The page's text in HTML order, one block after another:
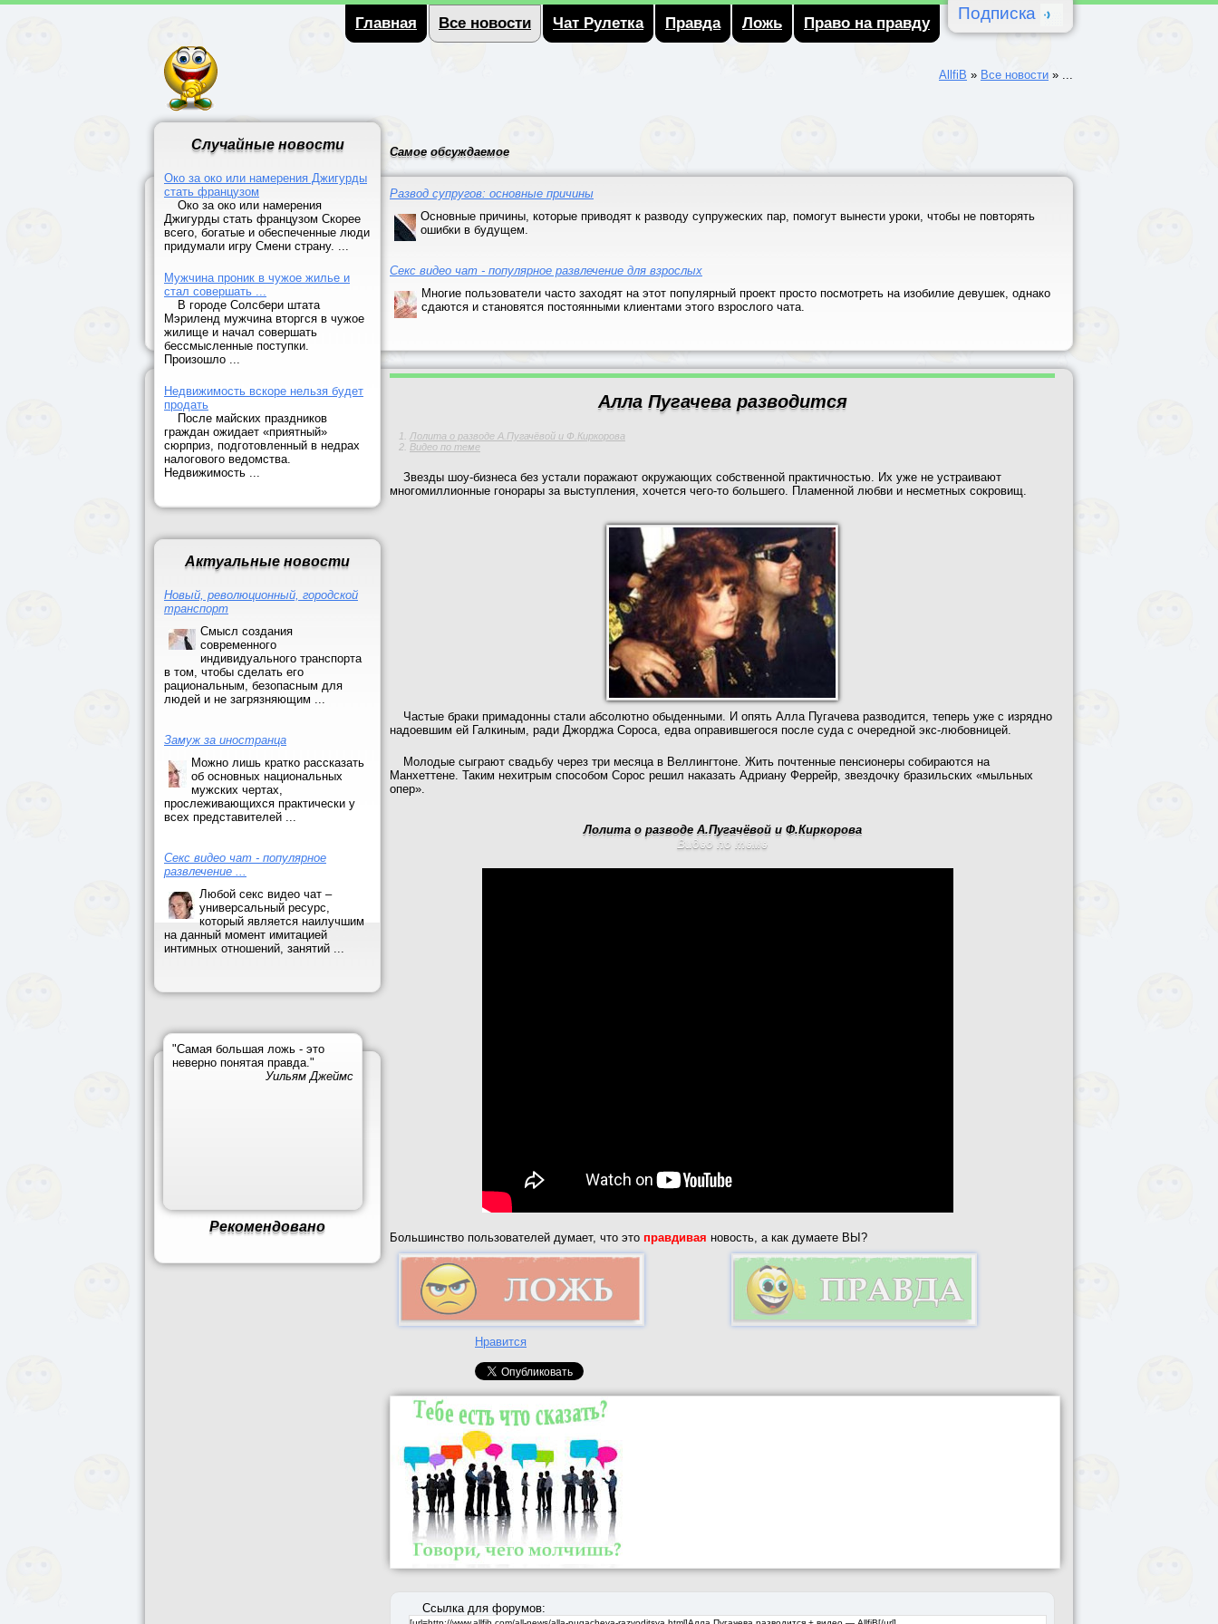
Подписка
Главная Все новости Чат Рулетка Правда Ложь Право на правду
AllfiB » Все новости » ...
Случайные новости
Око за око или намерения Джигурды
стать французом
Око за око или намерения
Джигурды стать французом Скорее
всего, богатые и обеспеченные люди
придумали игру Смени страну. ...
Мужчина проник в чужое жилье и
стал совершать ...
В городе Солсбери штата
Мэриленд мужчина вторгся в чужое
жилище и начал совершать
бессмысленные поступки.
Произошло ...
Недвижимость вскоре нельзя будет
продать
После майских праздников
граждан ожидает «приятный»
сюрприз, подготовленный в недрах
налогового ведомства.
Недвижимость ...
Актуальные новости
Новый, революционный, городской
транспорт
Смысл создания
современного
индивидуального транспорта
в том, чтобы сделать его
рациональным, безопасным для
людей и не загрязняющим ...
Замуж за иностранца
Можно лишь кратко рассказать
об основных национальных
мужских чертах,
прослеживающихся практически у
всех представителей ...
Секс видео чат - популярное
развлечение ...
Любой секс видео чат –
универсальный ресурс,
который является наилучшим
на данный момент имитацией
интимных отношений, занятий ...
"Самая большая ложь - это
неверно понятая правда."
Уильям Джеймс
Рекомендовано
Самое обсуждаемое
Развод супругов: основные причины
Основные причины, которые приводят к разводу супружеских пар, помогут вынести уроки, чтобы не повторять
ошибки в будущем.
Секс видео чат - популярное развлечение для взрослых
Многие пользователи часто заходят на этот популярный проект просто посмотреть на изобилие девушек, однако
сдаются и становятся постоянными клиентами этого взрослого чата.
Алла Пугачева разводится
Лолита о разводе А.Пугачёвой и Ф.Киркорова
Видео по теме
Звезды шоу-бизнеса без устали поражают окружающих собственной практичностью. Их уже не устраивают
многомиллионные гонорары за выступления, хочется чего-то большего. Пламенной любви и несметных сокровищ.
Частые браки примадонны стали абсолютно обыденными. И опять Алла Пугачева разводится, теперь уже с изрядно
надоевшим ей Галкиным, ради Джорджа Сороса, едва оправившегося после суда с очередной экс-любовницей.
Молодые сыграют свадьбу через три месяца в Веллингтоне. Жить почтенные пенсионеры собираются на
Манхеттене. Таким нехитрым способом Сорос решил наказать Адриану Феррейр, звездочку бразильских «мыльных
опер».
Лолита о разводе А.Пугачёвой и Ф.Киркорова
Видео по теме
Большинство пользователей думает, что это правдивая новость, а как думаете ВЫ?
Нравится
Ссылка для форумов: